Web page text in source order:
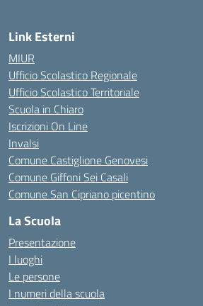
Link Esterni
MIUR
Ufficio Scolastico Regionale
Ufficio Scolastico Territoriale
Scuola in Chiaro
Iscrizioni On Line
Invalsi
Comune Castiglione Genovesi
Comune Giffoni Sei Casali
Comune San Cipriano picentino
La Scuola
Presentazione
I luoghi
Le persone
I numeri della scuola